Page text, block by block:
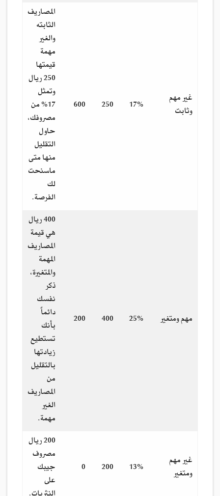
غير مهم
وثابت 17%
250
600
المصاريف
الثابته
والغير
مهمة
قيمتها
250 ريال
وتمثل
17% من
مصروفك،
حاول
التقليل
منها متى
ماسنحت
لك
الفرصة.
مهم ومتغير 25%
400
200
400 ريال
هي قيمة
المصاريف
المهمة
والمتغيرة،
ذكر
نفسك
دائماً
بأنك
تستطيع
زيادتها
بالتقليل
من
المصاريف
الغير
مهمة.
غير مهم
ومتغير 13%
200
0
200 ريال
مصروف
جيبك
على